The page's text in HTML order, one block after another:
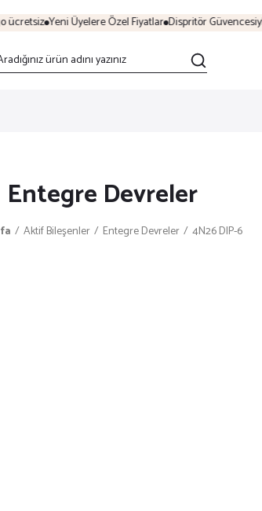
Yeni Üyelere Özel Fiyatlar Dispritör Güvencesiyle
Entegre Devreler
Aktif Bileşenler Entegre Devreler 4N26 DIP-6